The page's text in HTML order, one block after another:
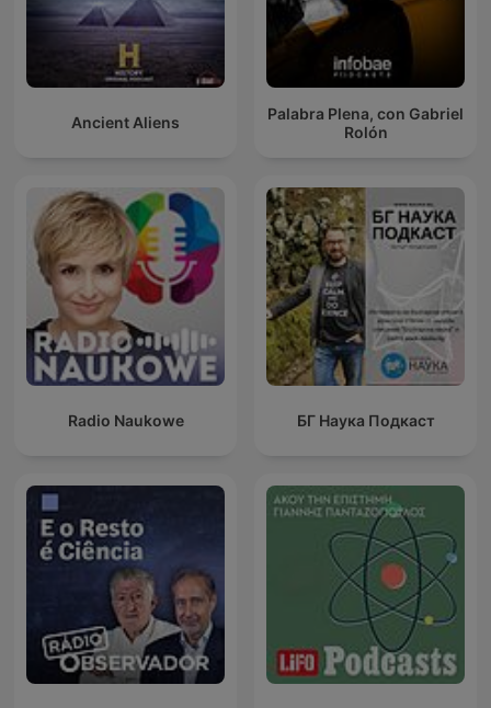
Ancient Aliens
Palabra Plena, con Gabriel
Rolón
Radio Naukowe БГ Наука Подкаст